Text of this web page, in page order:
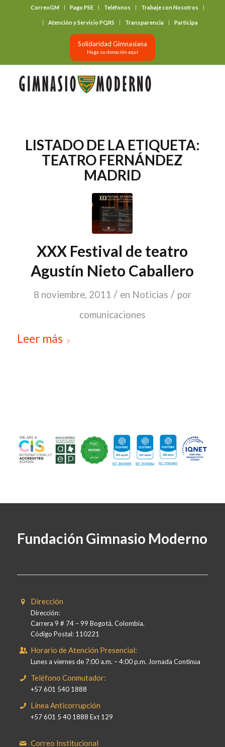
CorreoGM Pago PSE Teléfonos Trabaje con Nosotros
Atención y Servicio PQRS Transparencia Participa
Solidaridad Gimnasiana
Haga su donación aquí
LISTADO DE LA ETIQUETA:
TEATRO FERNÁNDEZ
MADRID
XXX Festival de teatro
Agustín Nieto Caballero
8 noviembre, 2011 / en Noticias / por
comunicaciones
Leer más
Fundación Gimnasio Moderno
Dirección
Dirección:
Carrera 9 # 74 – 99 Bogotá, Colombia.
Código Postal: 110221
Horario de Atención Presencial:
Lunes a viernes de 7:00 a.m. – 4:00 p.m. Jornada Continua
Teléfono Conmutador:
+57 601 540 1888
Línea Anticorrupción
+57 601 5 40 1888 Ext 129
Correo Institucional